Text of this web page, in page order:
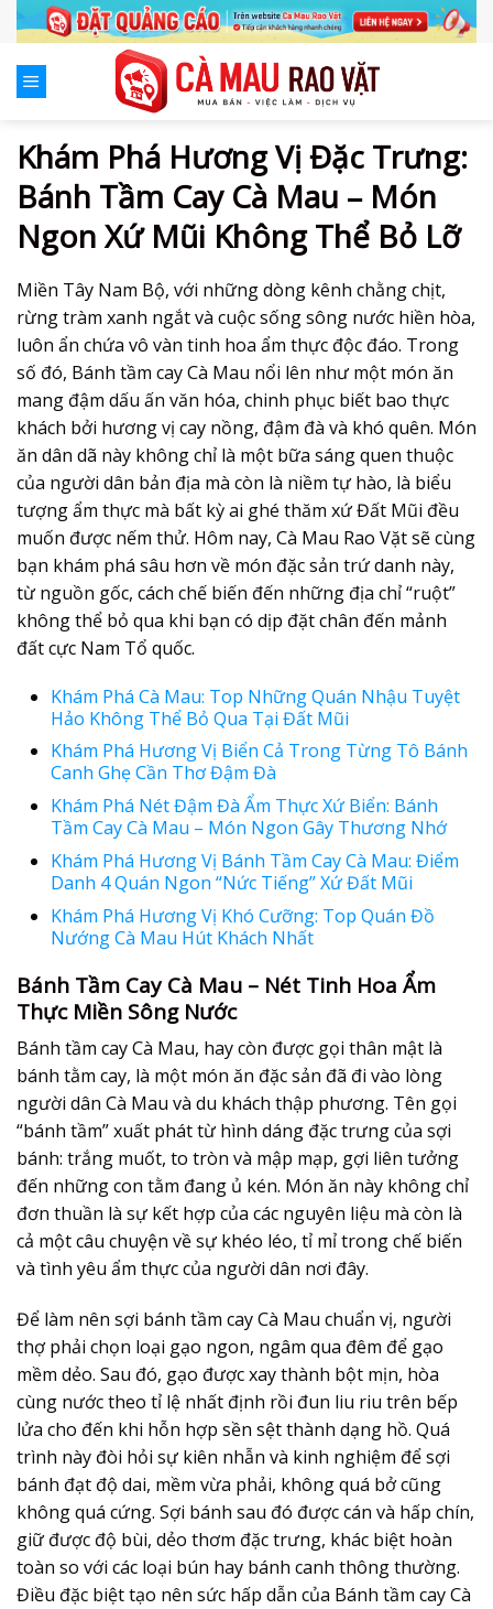
Skip
to
content
Khám Phá Hương Vị Đặc Trưng:
Bánh Tầm Cay Cà Mau – Món
Ngon Xứ Mũi Không Thể Bỏ Lỡ
Miền Tây Nam Bộ, với những dòng kênh chằng chịt,
rừng tràm xanh ngắt và cuộc sống sông nước hiền hòa,
luôn ẩn chứa vô vàn tinh hoa ẩm thực độc đáo. Trong
số đó, Bánh tầm cay Cà Mau nổi lên như một món ăn
mang đậm dấu ấn văn hóa, chinh phục biết bao thực
khách bởi hương vị cay nồng, đậm đà và khó quên. Món
ăn dân dã này không chỉ là một bữa sáng quen thuộc
của người dân bản địa mà còn là niềm tự hào, là biểu
tượng ẩm thực mà bất kỳ ai ghé thăm xứ Đất Mũi đều
muốn được nếm thử. Hôm nay, Cà Mau Rao Vặt sẽ cùng
bạn khám phá sâu hơn về món đặc sản trứ danh này,
từ nguồn gốc, cách chế biến đến những địa chỉ “ruột”
không thể bỏ qua khi bạn có dịp đặt chân đến mảnh
đất cực Nam Tổ quốc.
Khám Phá Cà Mau: Top Những Quán Nhậu Tuyệt
Hảo Không Thể Bỏ Qua Tại Đất Mũi
Khám Phá Hương Vị Biển Cả Trong Từng Tô Bánh
Canh Ghẹ Cần Thơ Đậm Đà
Khám Phá Nét Đậm Đà Ẩm Thực Xứ Biển: Bánh
Tầm Cay Cà Mau – Món Ngon Gây Thương Nhớ
Khám Phá Hương Vị Bánh Tầm Cay Cà Mau: Điểm
Danh 4 Quán Ngon “Nức Tiếng” Xứ Đất Mũi
Khám Phá Hương Vị Khó Cưỡng: Top Quán Đồ
Nướng Cà Mau Hút Khách Nhất
Bánh Tầm Cay Cà Mau – Nét Tinh Hoa Ẩm
Thực Miền Sông Nước
Bánh tầm cay Cà Mau, hay còn được gọi thân mật là
bánh tằm cay, là một món ăn đặc sản đã đi vào lòng
người dân Cà Mau và du khách thập phương. Tên gọi
“bánh tầm” xuất phát từ hình dáng đặc trưng của sợi
bánh: trắng muốt, to tròn và mập mạp, gợi liên tưởng
đến những con tằm đang ủ kén. Món ăn này không chỉ
đơn thuần là sự kết hợp của các nguyên liệu mà còn là
cả một câu chuyện về sự khéo léo, tỉ mỉ trong chế biến
và tình yêu ẩm thực của người dân nơi đây.
Để làm nên sợi bánh tầm cay Cà Mau chuẩn vị, người
thợ phải chọn loại gạo ngon, ngâm qua đêm để gạo
mềm dẻo. Sau đó, gạo được xay thành bột mịn, hòa
cùng nước theo tỉ lệ nhất định rồi đun liu riu trên bếp
lửa cho đến khi hỗn hợp sền sệt thành dạng hồ. Quá
trình này đòi hỏi sự kiên nhẫn và kinh nghiệm để sợi
bánh đạt độ dai, mềm vừa phải, không quá bở cũng
không quá cứng. Sợi bánh sau đó được cán và hấp chín,
giữ được độ bùi, dẻo thơm đặc trưng, khác biệt hoàn
toàn so với các loại bún hay bánh canh thông thường.
Điều đặc biệt tạo nên sức hấp dẫn của Bánh tầm cay Cà